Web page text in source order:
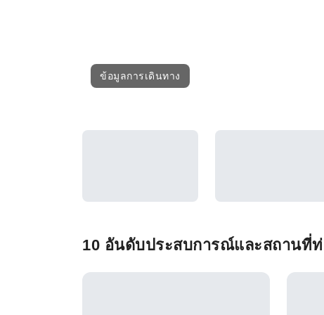
ข้อมูลการเดินทาง
10 อันดับประสบการณ์และสถานที่